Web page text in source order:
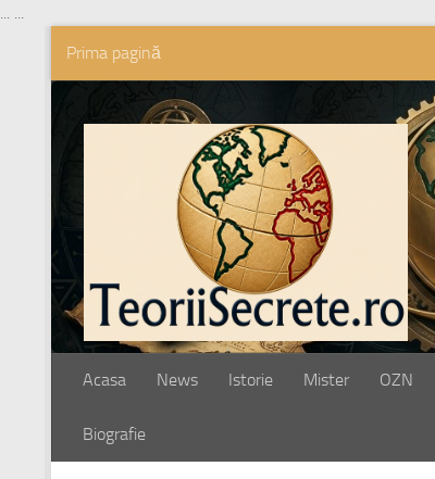
... ...
Skip to content
Prima pagină
Acasa News Istorie Mister OZN
Biografie